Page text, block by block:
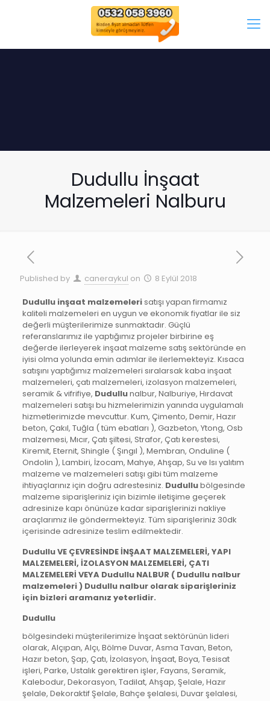
Dudullu İnşaat
Malzemeleri Nalburu
Published by caneraykul on 8 Eylül 2018
Dudullu inşaat malzemelerisatışı yapan firmamız
kaliteli malzemeleri en uygun ve ekonomik fiyatlar ile siz
değerli müşterilerimize sunmaktadır. Güçlü
referanslarımız ile yaptığımız projeler birbirine eş
değerde ilerleyerek inşaat malzeme satış sektöründe en
iyisi olma yolunda emin adımlar ile ilerlemekteyiz. Kısaca
satışını yaptığımız malzemeleri sıralarsak kaba inşaat
malzemeleri, çatı malzemeleri, izolasyon malzemeleri,
seramik & vifrifiye, Dudullunalbur, Nalburiye, Hırdavat
malzemeleri satışı bu hizmelerimizin yanında uygulamalı
hizmetlerimizde mevcuttur. Kum, Çimento, Demir, Hazır
beton, Çakıl, Tuğla ( tüm ebatları ), Gazbeton, Ytong, Osb
malzemesi, Mıcır, Çatı şiltesi, Strafor, Çatı kerestesi,
Kiremit, Eternit, Shingle ( Şıngıl ), Membran, Onduline (
Ondolin ), Lambiri, İzocam, Mahye, Ahşap, Su ve Isı yalıtım
malzeme ve malzemeleri satışı gibi tüm malzeme
ihtiyaçlarınız için doğru adrestesiniz. Dudullubölgesinde
malzeme siparişleriniz için bizimle iletişime geçerek
adresinize kapı önünüze kadar siparişlerinizi nakliye
araçlarımız ile göndermekteyiz. Tüm siparişleriniz 30dk
içerisinde adresinize teslim edilmektedir.
Dudullu VE ÇEVRESİNDE İNŞAAT MALZEMELERİ, YAPI
MALZEMELERİ, İZOLASYON MALZEMELERİ, ÇATI
MALZEMELERİ VEYA Dudullu NALBUR ( Dudullu nalbur
malzemeleri ) Dudullu nalbur olarak siparişleriniz
için bizleri aramanız yeterlidir.
Dudullu
bölgesindeki müşterilerimize İnşaat sektörünün lideri
olarak, Alçıpan, Alçı, Bölme Duvar, Asma Tavan, Beton,
Hazır beton, Şap, Çatı, İzolasyon, İnşaat, Boya, Tesisat
işleri, Parke, Ustalık gerektiren işler, Fayans, Seramik,
Kalebodur, Dekorasyon, Tadilat, Ahşap, Şelale, Hazır
şelale, Dekoraktif Şelale, Bahçe şelalesi, Duvar şelalesi,